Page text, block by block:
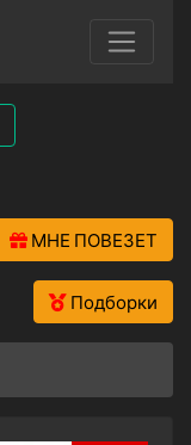
МНЕ ПОВЕЗЕТ
Подборки